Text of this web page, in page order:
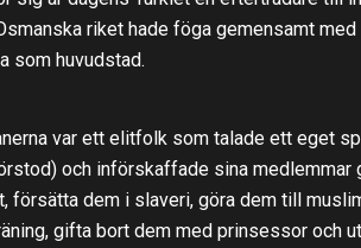
riket hade föga gemensamt
som huvudstad.
var ett elitfolk som talade ett eget
och införskaffade sina medlemmar
försätta dem i slaveri, göra dem till
gifta bort dem med prinsessor och